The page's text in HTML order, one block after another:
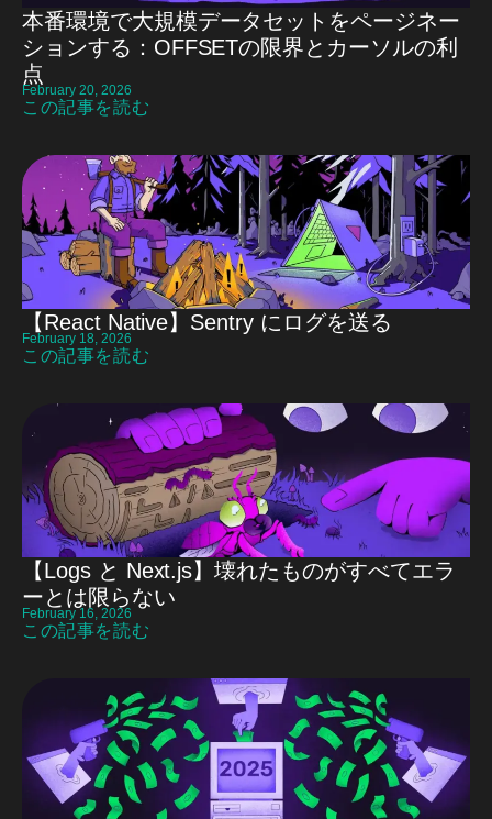
本番環境で大規模データセットをページネー
ションする：OFFSETの限界とカーソルの利
点
February 20, 2026
この記事を読む
【React Native】Sentry にログを送る
February 18, 2026
この記事を読む
【Logs と Next.js】壊れたものがすべてエラ
ーとは限らない
February 16, 2026
この記事を読む